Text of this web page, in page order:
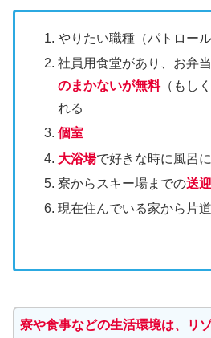
やりたい職種（パトロー
社員用食堂があり、お弁
のまかないが無料（もし
れる
個室
大浴場で好きな時に風呂
寮からスキー場までの送
現在住んでいる家から片
寮や食事などの生活環境は、リ